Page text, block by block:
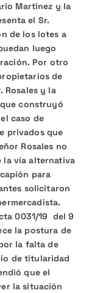
Martinez y la
el Sr.
de los lotes a
luego
Por otro
de
Rosales y la
construyó
caso de
privados que
Rosales no
la vía alternativa
para
solicitaron
0031/19 del 9
la postura de
la falta de
de titularidad
que el
la situación